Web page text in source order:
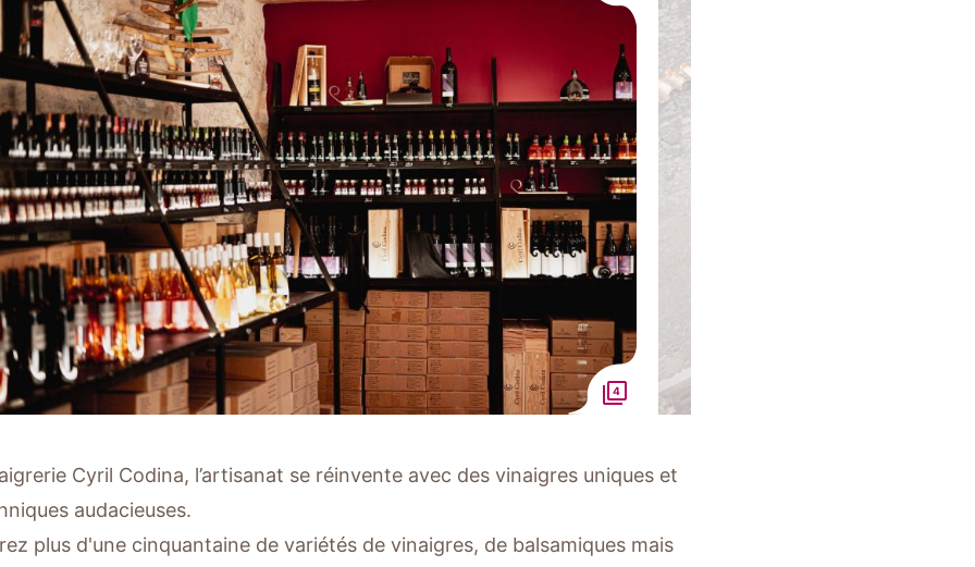
4
Cyril Codina, l’artisanat se réinvente avec des vinaigres uniques et
audacieuses.
plus d'une cinquantaine de variétés de vinaigres, de balsamiques mais